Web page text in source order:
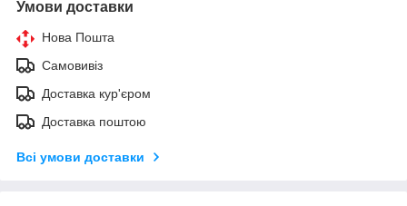
Умови доставки
Нова Пошта
Самовивіз
Доставка кур'єром
Доставка поштою
Всі умови доставки